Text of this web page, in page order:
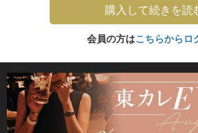
購入して続きを読
会員の方はこちらからロ